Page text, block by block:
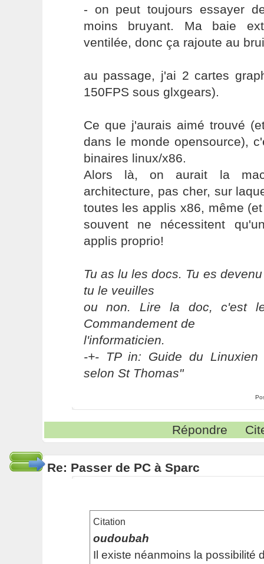
- on peut toujours essayer
moins bruyant. Ma baie
ventilée, donc ça rajoute au
au passage, j'ai 2 cartes
150FPS sous glxgears).
Ce que j'aurais aimé trouvé
dans le monde opensource),
binaires linux/x86.
Alors là, on aurait la
architecture, pas cher, sur
toutes les applis x86, même
souvent ne nécessitent
applis proprio!
Tu as lu les docs. Tu es
tu le veuilles
ou non. Lire la doc, c'est
Commandement de
l'informaticien.
-+- TP in: Guide du Linuxien
selon St Thomas"
Répondre
Re: Passer de PC à Sparc
Citation
oudoubah
Il existe néanmoins la possibilité